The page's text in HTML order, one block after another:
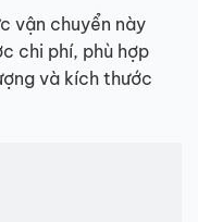
vận chuyển này
chi phí, phù hợp
và kích thước